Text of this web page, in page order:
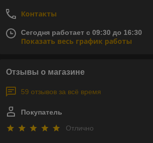
Контакты
Сегодня работает с 09:30 до 16:30
Показать весь график работы
Отзывы о магазине
59 отзывов за всё время
Покупатель
Отлично